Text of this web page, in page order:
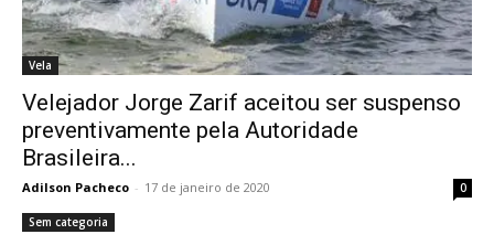
Vela
Velejador Jorge Zarif aceitou ser suspenso
preventivamente pela Autoridade
Brasileira...
Adilson Pacheco - 17 de janeiro de 2020 0
Sem categoria